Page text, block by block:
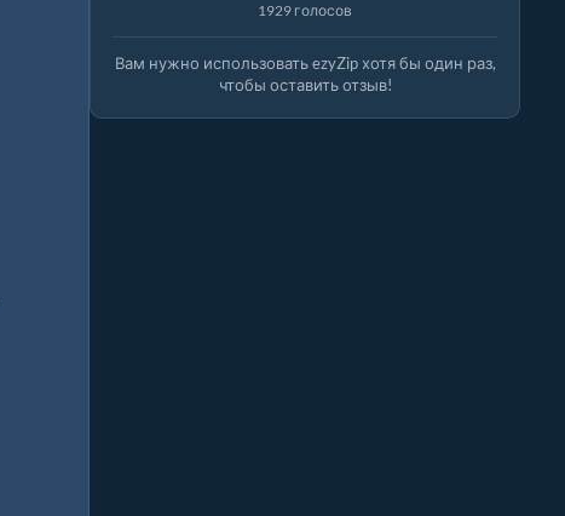
1929 голосов
Вам нужно использовать ezyZip хотя бы один раз,
чтобы оставить отзыв!